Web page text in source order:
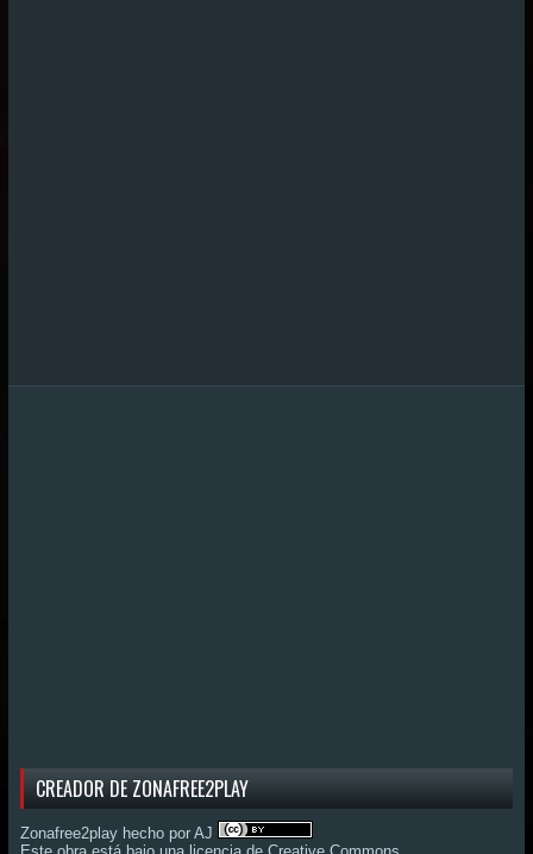
CREADOR DE ZONAFREE2PLAY
Zonafree2play hecho por AJ